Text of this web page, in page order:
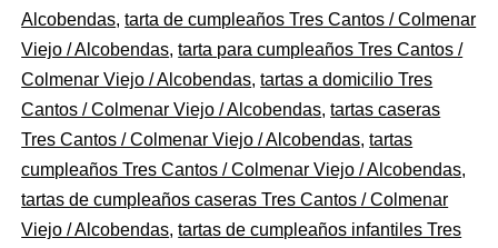
Apanymantel
Alcobendas,tarta de cumpleaños Tres Cantos / Colmenar
Viejo / Alcobendas,tarta para cumpleaños Tres Cantos /
Colmenar Viejo / Alcobendas,tartas a domicilio Tres
Cantos / Colmenar Viejo / Alcobendas,tartas caseras
Tres Cantos / Colmenar Viejo / Alcobendas,tartas
cumpleaños Tres Cantos / Colmenar Viejo / Alcobendas,
tartas de cumpleaños caseras Tres Cantos / Colmenar
Viejo / Alcobendas,tartas de cumpleaños infantiles Tres